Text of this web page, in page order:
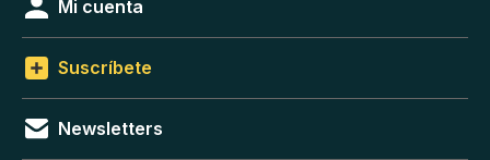
Mi cuenta
Suscríbete
Newsletters